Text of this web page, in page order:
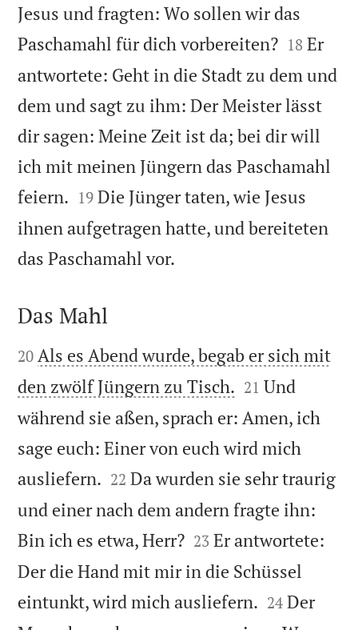
Jesus und fragten: Wo sollen wir das
Paschamahl für dich vorbereiten?
18 Er
antwortete: Geht in die Stadt zu dem und
dem und sagt zu ihm: Der Meister lässt
dir sagen: Meine Zeit ist da; bei dir will
ich mit meinen Jüngern das Paschamahl
feiern. 

19 Die Jünger taten, wie Jesus
ihnen aufgetragen hatte, und bereiteten
das Paschamahl vor.

Das Mahl

20 Als es Abend wurde, begab er sich mit
den zwölf Jüngern zu Tisch. 

21 Und
während sie aßen, sprach er: Amen, ich
sage euch: Einer von euch wird mich
ausliefern. 

22 Da wurden sie sehr traurig
und einer nach dem andern fragte ihn:
Bin ich es etwa, Herr?
23 Er antwortete:
Der die Hand mit mir in die Schüssel
eintunkt, wird mich ausliefern. 

24 Der